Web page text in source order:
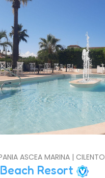
ASCEA MARINA | CILENTO
Resort